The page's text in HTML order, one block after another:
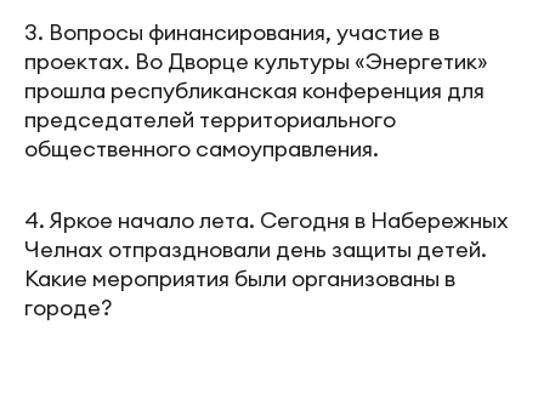
3. Вопросы финансирования, участие в
проектах. Во Дворце культуры «Энергетик»
прошла республиканская конференция для
председателей территориального
общественного самоуправления.
4. Яркое начало лета. Сегодня в Набережных
Челнах отпраздновали день защиты детей.
Какие мероприятия были организованы в
городе?